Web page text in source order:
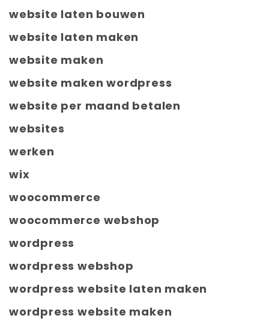
website laten bouwen
website laten maken
website maken
website maken wordpress
website per maand betalen
websites
werken
wix
woocommerce
woocommerce webshop
wordpress
wordpress webshop
wordpress website laten maken
wordpress website maken